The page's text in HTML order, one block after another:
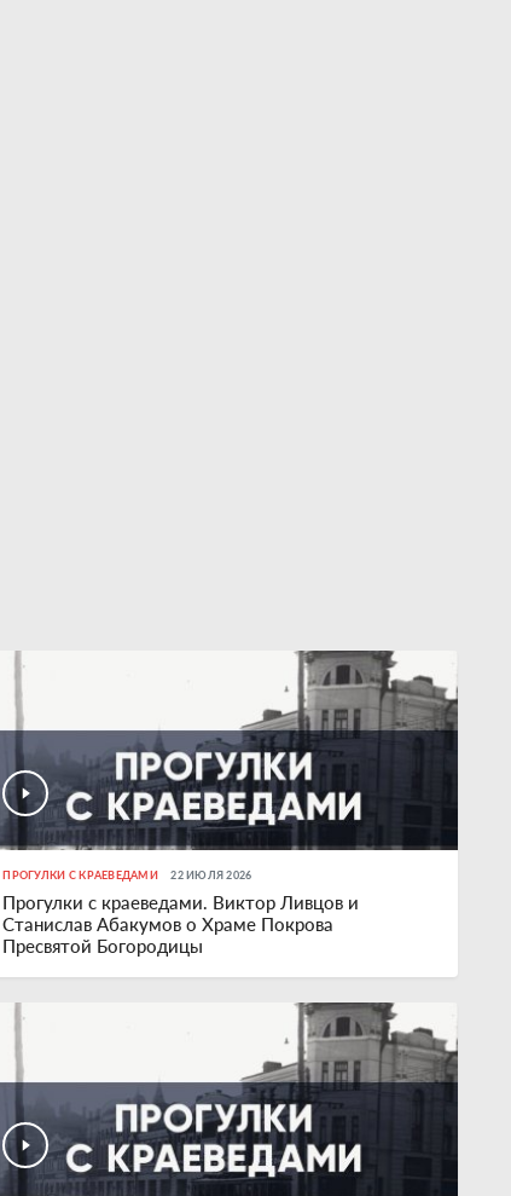
ПРОГУЛКИ С КРАЕВЕДАМИ 22 ИЮЛЯ 2026
Прогулки с краеведами. Виктор Ливцов и
Станислав Абакумов о Храме Покрова
Пресвятой Богородицы